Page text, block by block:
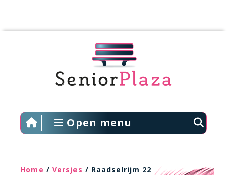
Open menu
Home / Versjes / Raadselrijm 22